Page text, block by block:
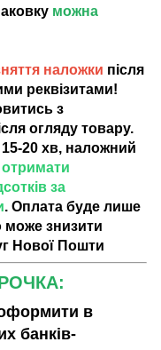
можна
наложки після
реквізитами!
з
огляду товару.
20 хв, наложний
за
. Оплата буде лише
може знизити
Нової Пошти
в
банків-